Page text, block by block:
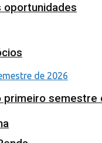
oportunidades
primeiro semestre